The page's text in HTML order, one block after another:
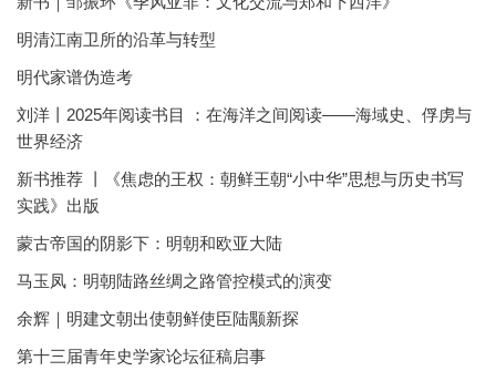
明清江南卫所的沿革与转型
明代家谱伪造考
刘洋丨2025年阅读书目 ：在海洋之间阅读——海域史、俘虏与
世界经济
新书推荐 丨《焦虑的王权：朝鲜王朝“小中华”思想与历史书写
实践》出版
蒙古帝国的阴影下：明朝和欧亚大陆
马玉凤：明朝陆路丝绸之路管控模式的演变
余辉｜明建文朝出使朝鲜使臣陆颙新探
第十三届青年史学家论坛征稿启事